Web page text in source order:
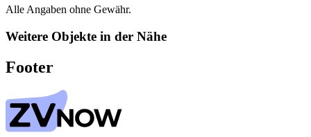
Alle Angaben ohne Gewähr.
Weitere Objekte in der Nähe
Footer